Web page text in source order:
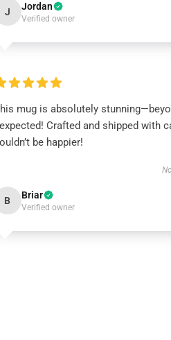
J Jordan
Verified owner
mug is absolutely
Crafted and shipped with
be happier!
B Briar
Verified owner